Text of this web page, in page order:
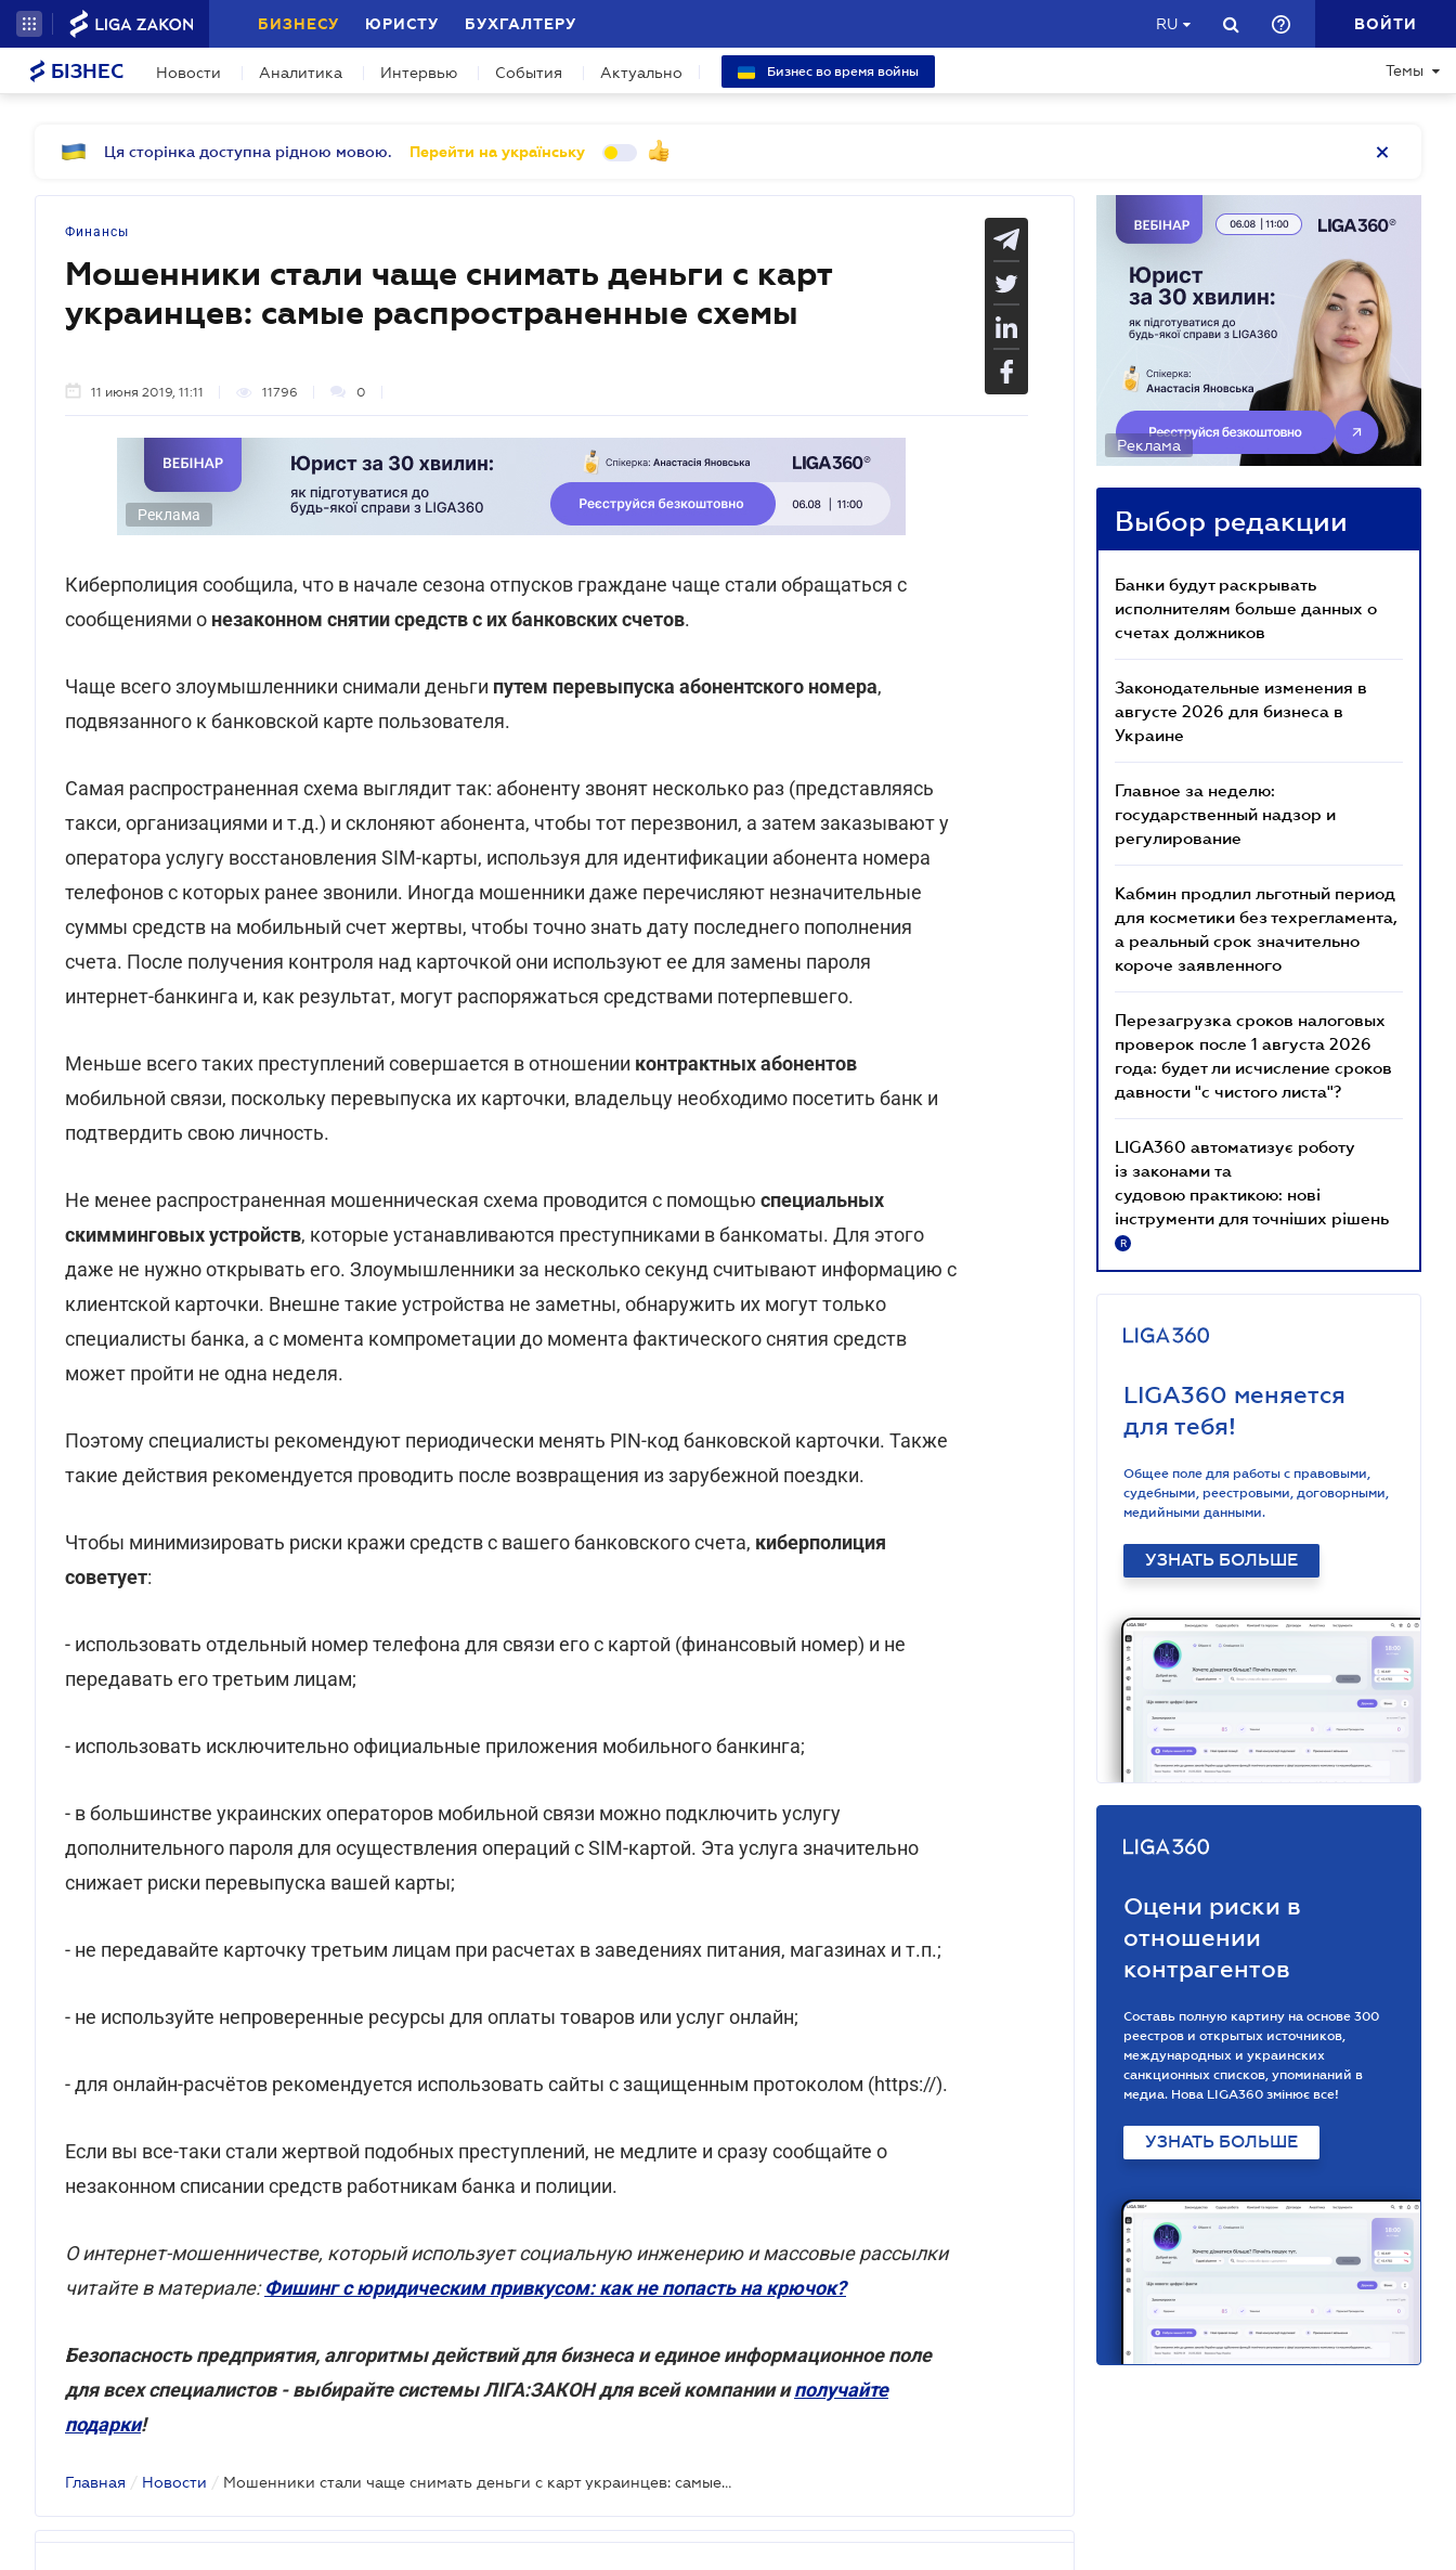
БИЗНЕСУ ЮРИСТУ БУХГАЛТЕРУ RU ВОЙТИ
БІЗНЕС Новости Аналитика Интервью События Актуально Бизнес во время войны Темы
Ця сторінка доступна рідною мовою. Перейти на українську
Финансы
Мошенники стали чаще снимать деньги с карт
украинцев: самые распространенные схемы
11 июня 2019, 11:11 11796 0
Реклама
Киберполиция сообщила, что в начале сезона отпусков граждане чаще стали обращаться с
сообщениями о незаконном снятии средств с их банковских счетов.
Чаще всего злоумышленники снимали деньги путем перевыпуска абонентского номера,
подвязанного к банковской карте пользователя.
Самая распространенная схема выглядит так: абоненту звонят несколько раз (представляясь
такси, организациями и т.д.) и склоняют абонента, чтобы тот перезвонил, а затем заказывают у
оператора услугу восстановления SIM-карты, используя для идентификации абонента номера
телефонов с которых ранее звонили. Иногда мошенники даже перечисляют незначительные
суммы средств на мобильный счет жертвы, чтобы точно знать дату последнего пополнения
счета. После получения контроля над карточкой они используют ее для замены пароля
интернет-банкинга и, как результат, могут распоряжаться средствами потерпевшего.
Меньше всего таких преступлений совершается в отношении контрактных абонентов
мобильной связи, поскольку перевыпуска их карточки, владельцу необходимо посетить банк и
подтвердить свою личность.
Не менее распространенная мошенническая схема проводится с помощью специальных
скимминговых устройств, которые устанавливаются преступниками в банкоматы. Для этого
даже не нужно открывать его. Злоумышленники за несколько секунд считывают информацию с
клиентской карточки. Внешне такие устройства не заметны, обнаружить их могут только
специалисты банка, а с момента компрометации до момента фактического снятия средств
может пройти не одна неделя.
Поэтому специалисты рекомендуют периодически менять PIN-код банковской карточки. Также
такие действия рекомендуется проводить после возвращения из зарубежной поездки.
Чтобы минимизировать риски кражи средств с вашего банковского счета, киберполиция
советует:
- использовать отдельный номер телефона для связи его с картой (финансовый номер) и не
передавать его третьим лицам;
- использовать исключительно официальные приложения мобильного банкинга;
- в большинстве украинских операторов мобильной связи можно подключить услугу
дополнительного пароля для осуществления операций с SIM-картой. Эта услуга значительно
снижает риски перевыпуска вашей карты;
- не передавайте карточку третьим лицам при расчетах в заведениях питания, магазинах и т.п.;
- не используйте непроверенные ресурсы для оплаты товаров или услуг онлайн;
- для онлайн-расчётов рекомендуется использовать сайты с защищенным протоколом (https://).
Если вы все-таки стали жертвой подобных преступлений, не медлите и сразу сообщайте о
незаконном списании средств работникам банка и полиции.
О интернет-мошенничестве, который использует социальную инженерию и массовые рассылки
читайте в материале: Фишинг с юридическим привкусом: как не попасть на крючок?
Безопасность предприятия, алгоритмы действий для бизнеса и единое информационное поле
для всех специалистов - выбирайте системы ЛІГА:ЗАКОН для всей компании иполучайте
подарки!
Главная / Новости / Мошенники стали чаще снимать деньги с карт украинцев: самые распространенные схемы
Реклама
Выбор редакции
Банки будут раскрывать
исполнителям больше данных о
счетах должников
Законодательные изменения в
августе 2026 для бизнеса в
Украине
Главное за неделю:
государственный надзор и
регулирование
Кабмин продлил льготный период
для косметики без техрегламента,
а реальный срок значительно
короче заявленного
Перезагрузка сроков налоговых
проверок после 1 августа 2026
года: будет ли исчисление сроков
давности "с чистого листа"?
LIGA360 автоматизує роботу
із законами та
судовою практикою: нові
інструменти для точніших рішень
R
LIGA360 меняется
для тебя!
Общее поле для работы с правовыми,
судебными, реестровыми, договорными,
медийными данными.
УЗНАТЬ БОЛЬШЕ
Оцени риски в
отношении
контрагентов
Составь полную картину на основе 300
реестров и открытых источников,
международных и украинских
санкционных списков, упоминаний в
медиа. Нова LIGA360 змінює все!
УЗНАТЬ БОЛЬШЕ